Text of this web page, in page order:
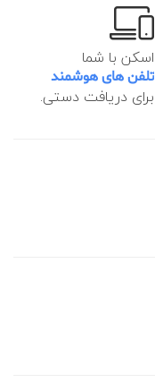
اسکن با شما
تلفن های هوشمند
برای دریافت دستی.